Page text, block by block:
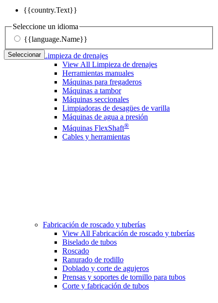
{{country.Text}}
Seleccione un idioma
{{language.Name}}
Seleccionar Limpieza de drenajes
View All Limpieza de drenajes
Herramientas manuales
Máquinas para fregaderos
Máquinas a tambor
Máquinas seccionales
Limpiadoras de desagües de varilla
Máquinas de agua a presión
Máquinas FlexShaft®
Cables y herramientas
Fabricación de roscado y tuberías
View All Fabricación de roscado y tuberías
Biselado de tubos
Roscado
Ranurado de rodillo
Doblado y corte de agujeros
Prensas y soportes de tornillo para tubos
Corte y fabricación de tubos